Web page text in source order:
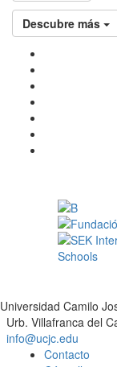
Descubre más
Universidad Camilo
Urb. Villafranca del
info@ucjc.edu
Contacto